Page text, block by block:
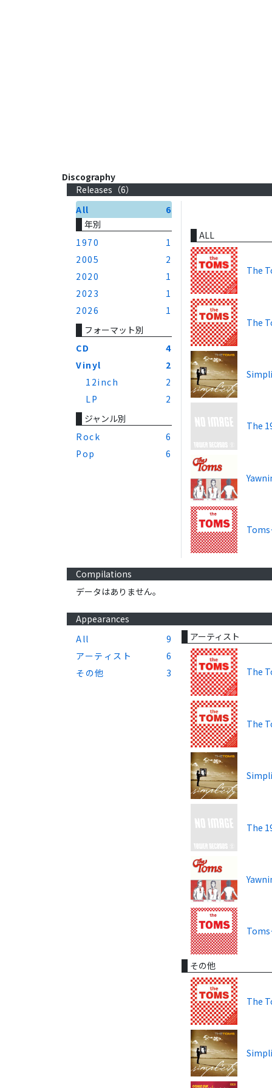
Discography
Releases（6）
All
6
年別
1970
1
2005
2
2020
1
2023
1
2026
1
フォーマット別
CD
4
Vinyl
2
12inch
2
LP
2
ジャンル別
Rock
6
Pop
6
ALL
The
The
The
Toms
Compilations
データはありません。
Appearances
All
9
アーティスト
6
その他
3
アーティスト
The
The
The
Toms
その他
The